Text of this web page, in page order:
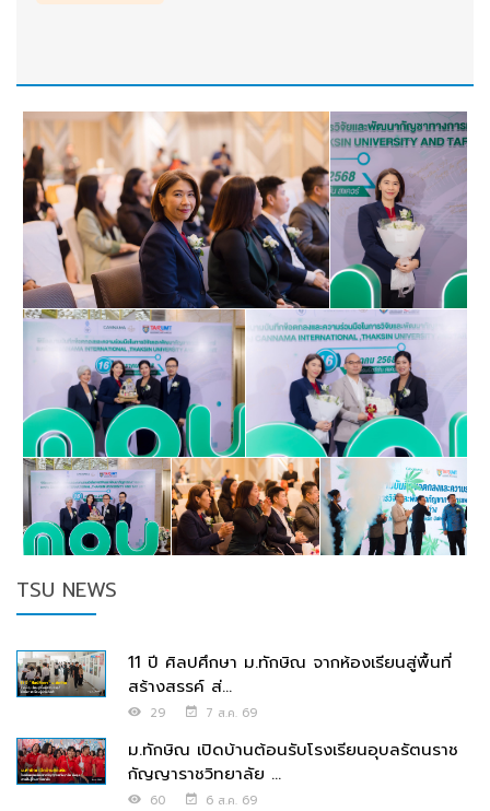
TSU NEWS
11 ปี ศิลปศึกษา ม.ทักษิณ จากห้องเรียนสู่พื้นที่
สร้างสรรค์ ส่...
29 7 ส.ค. 69
ม.ทักษิณ เปิดบ้านต้อนรับโรงเรียนอุบลรัตนราช
กัญญาราชวิทยาลัย ...
60 6 ส.ค. 69